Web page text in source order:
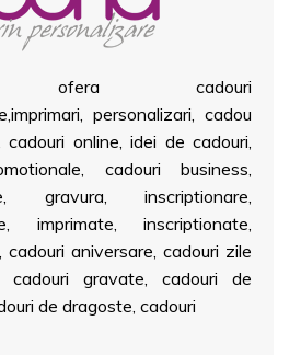
ofera cadouri
personalizari, cadou
cadouri online, idei de cadouri,
cadouri business,
gravura, inscriptionare,
imprimate, inscriptionate,
cadouri aniversare, cadouri zile
cadouri gravate, cadouri de
de dragoste, cadouri